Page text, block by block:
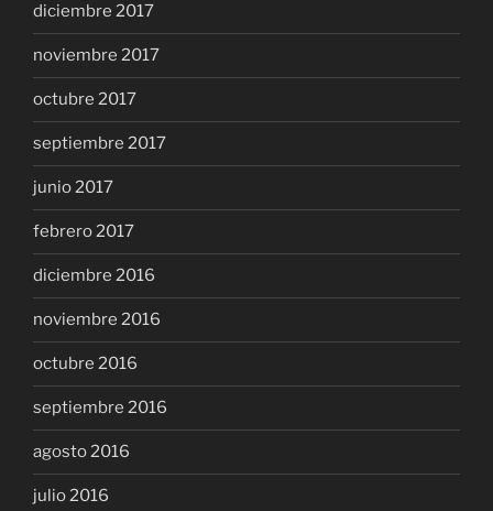
diciembre 2017
noviembre 2017
octubre 2017
septiembre 2017
junio 2017
febrero 2017
diciembre 2016
noviembre 2016
octubre 2016
septiembre 2016
agosto 2016
julio 2016